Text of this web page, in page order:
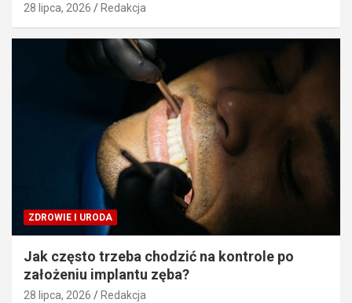
28 lipca, 2026 Redakcja
ZDROWIE I URODA
Jak często trzeba chodzić na kontrole po
założeniu implantu zęba?
28 lipca, 2026 Redakcja